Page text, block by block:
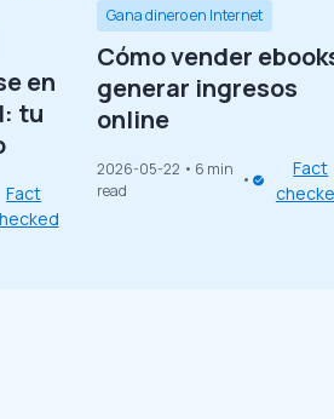
en
tu
Fact
Gana dinero en Internet
Cómo vender
generar ingresos
online
2026-05-22 • 6 min
read
Fact